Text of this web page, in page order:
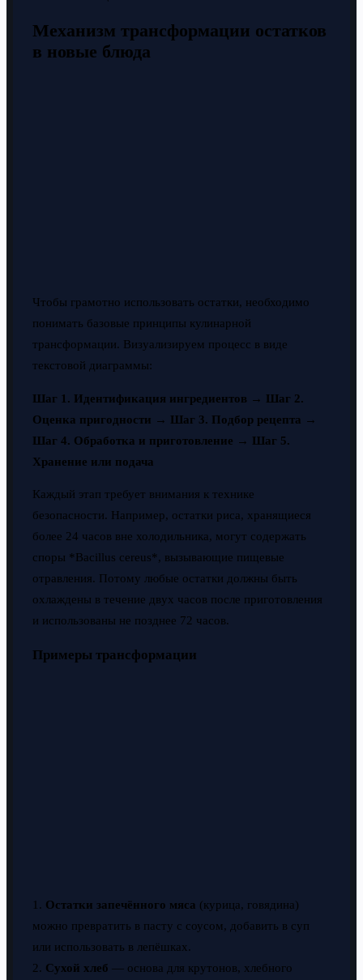
Механизм трансформации остатков
в новые блюда
Чтобы грамотно использовать остатки, необходимо
понимать базовые принципы кулинарной
трансформации. Визуализируем процесс в виде
текстовой диаграммы:
Шаг 1. Идентификация ингредиентов → Шаг 2.
Оценка пригодности → Шаг 3. Подбор рецепта →
Шаг 4. Обработка и приготовление → Шаг 5.
Хранение или подача
Каждый этап требует внимания к технике
безопасности. Например, остатки риса, хранящиеся
более 24 часов вне холодильника, могут содержать
споры *Bacillus cereus*, вызывающие пищевые
отравления. Потому любые остатки должны быть
охлаждены в течение двух часов после приготовления
и использованы не позднее 72 часов.
Примеры трансформации
1. Остатки запечённого мяса (курица, говядина)
можно превратить в пасту с соусом, добавить в суп
или использовать в лепёшках.
2. Сухой хлеб — основа для крутонов, хлебного